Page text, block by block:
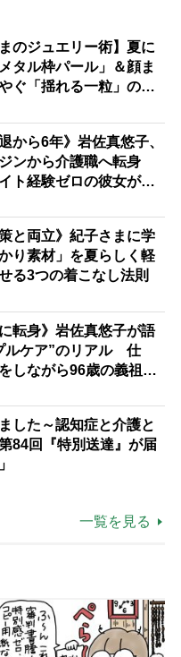
まのジュエリー術】夏に
タル枠パール」＆顔ま
ぐ「揺れる一粒」の使
から6年》岩佐真悠子、
ンから介護職へ転身
ト経験ゼロの彼女が見
らしくいられる」
策と両立》紀子さまに学
り素材」を夏らしく軽
る3つの着こなし法則
に転身》岩佐真悠子が語
ルケア”のリアル 仕
しながら96歳の義祖母
介護は“雑”でも気にし
した～認知症と介護と
84回『特別送達』が届
一覧を見る